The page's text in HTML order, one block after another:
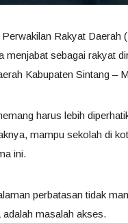
Rakyat
menjabat sebagai rakyat
Kabupaten Sintang –
harus lebih
mampu sekolah di
ini.
perbatasan tidak
masalah akses.